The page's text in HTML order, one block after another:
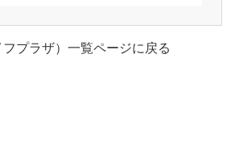
プラザ）一覧ページに戻る